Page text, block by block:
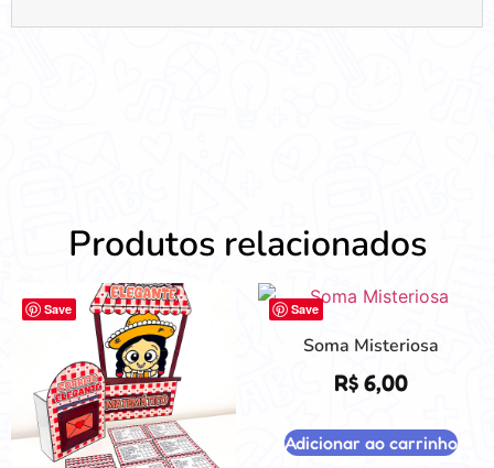
Produtos relacionados
Save Save
Soma Misteriosa
R$6,00
Adicionar ao carrinho